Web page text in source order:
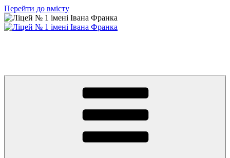
Перейти до вмісту